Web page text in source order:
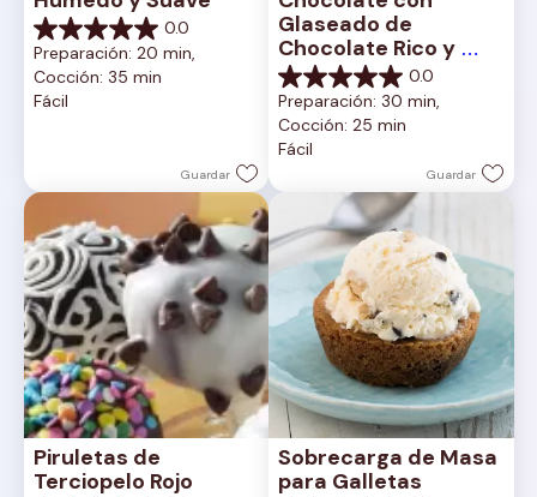
0.0
0.0
de
5
estrellas.
Preparación: 20 min,
Cocción: 35 min
Fácil
Guardar
Glaseado de
Chocolate Rico y
Cremoso
0.0
0.0
de
5
estrellas.
Preparación: 30 min,
Cocción: 25 min
Fácil
Guardar
Piruletas de
Terciopelo Rojo
Sobrecarga de Masa
para Galletas